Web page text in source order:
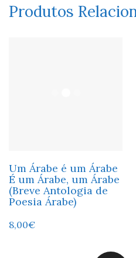
Produtos
Um Árabe é um Árabe
É um Árabe, um Árabe
(Breve Antologia de
Poesia Árabe)
8,00€